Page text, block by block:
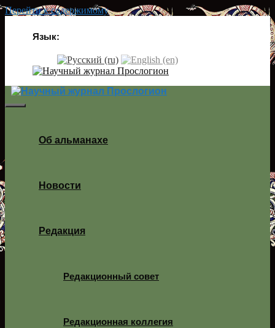
Перейти к содержимому
Язык:
Об альманахе
Новости
Редакция
Редакционный совет
Редакционная коллегия